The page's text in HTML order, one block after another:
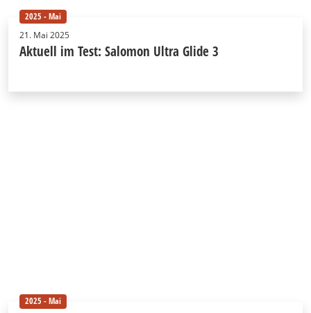
2025 - Mai
21. Mai 2025
Aktuell im Test: Salomon Ultra Glide 3
2025 - Mai